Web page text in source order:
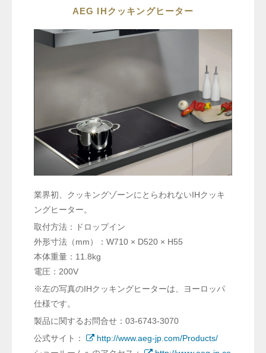
AEG IHクッキングヒーター
業界初、クッキングゾーンにとらわれないIHクッキ
ングヒーター。
取付方法：ドロップイン
外形寸法（mm）：W710 × D520 × H55
本体重量：11.8kg
電圧：200V
※左の写真のIHクッキングヒーターは、ヨーロッパ
仕様です。
製品に関するお問合せ：03-6743-3070
公式サイト：
http://www.aeg-jp.com/Products/